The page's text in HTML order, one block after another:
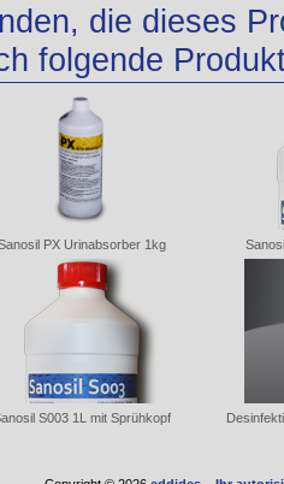
die dieses
folgende
PX Urinabsorber 1kg
S003 1L mit Sprühkopf